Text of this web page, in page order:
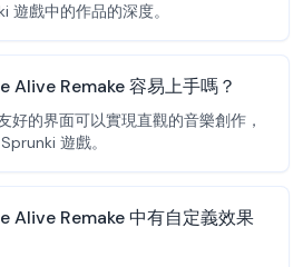
遊戲中的作品的深度。
Alive Remake 容易上手嗎？
好的界面可以實現直觀的音樂創作，
遊戲。
Alive Remake 中有自定義效果